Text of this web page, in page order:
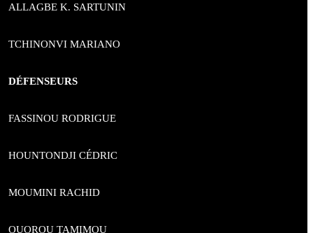
ALLAGBE K. SARTUNIN
TCHINONVI MARIANO
DÉFENSEURS
FASSINOU RODRIGUE
HOUNTONDJI CÉDRIC
MOUMINI RACHID
OUOROU TAMIMOU